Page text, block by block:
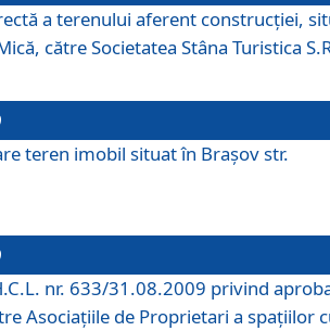
a terenului aferent construcției,
către Societatea Stâna Turistica
teren imobil situat în Brașov str.
nr. 633/31.08.2009 privind
Asociațiile de Proprietari a spațiilor